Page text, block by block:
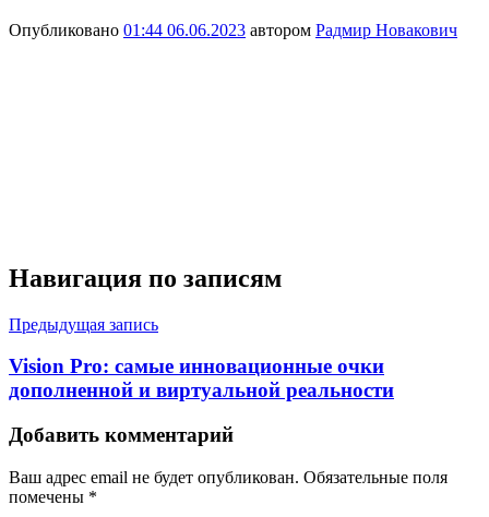
Опубликовано 01:44 06.06.2023 автором Радмир Новакович
Навигация по записям
Предыдущая запись
Vision Pro: самые инновационные очки
дополненной и виртуальной реальности
Добавить комментарий
Ваш адрес email не будет опубликован. Обязательные поля
помечены *